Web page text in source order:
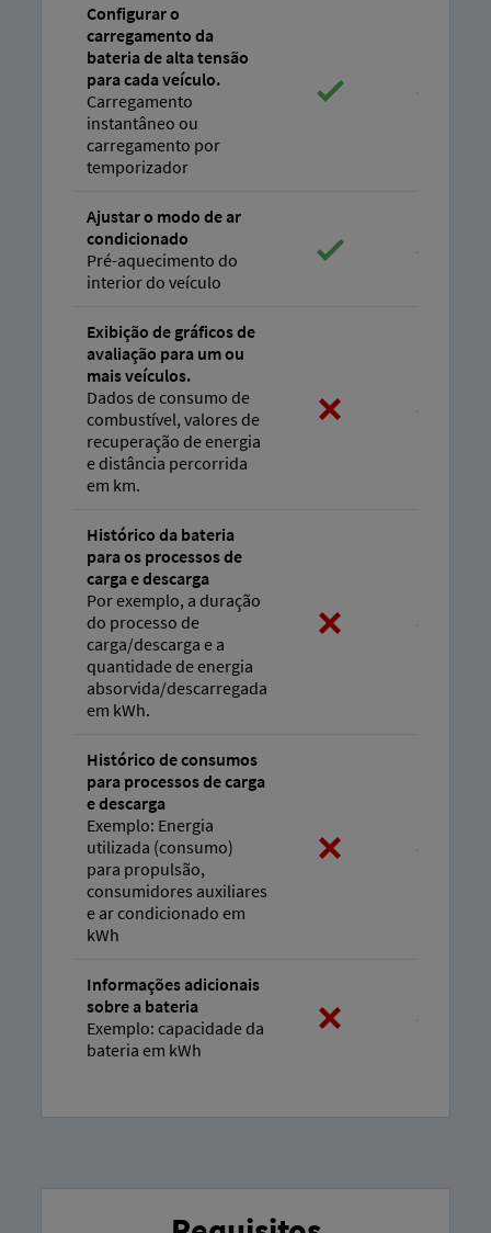
Configurar o
carregamento da
bateria de alta tensão
para cada veículo.
Carregamento
instantâneo ou
carregamento por
temporizador
Ajustar o modo de ar
condicionado
Pré-aquecimento do
interior do veículo
Exibição de gráficos de
avaliação para um ou
mais veículos.
Dados de consumo de
combustível, valores de
recuperação de energia
e distância percorrida
em km.
Histórico da bateria
para os processos de
carga e descarga
Por exemplo, a duração
do processo de
carga/descarga e a
quantidade de energia
absorvida/descarregada
em kWh.
Histórico de consumos
para processos de carga
e descarga
Exemplo: Energia
utilizada (consumo)
para propulsão,
consumidores auxiliares
e ar condicionado em
kWh
Informações adicionais
sobre a bateria
Exemplo: capacidade da
bateria em kWh